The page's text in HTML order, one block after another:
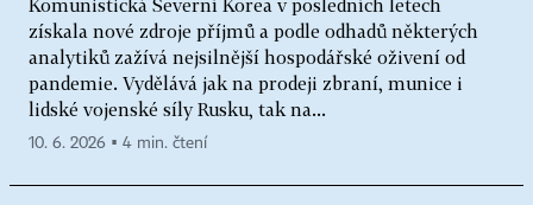
Komunistická Severní Korea v posledních letech
získala nové zdroje příjmů a podle odhadů některých
analytiků zažívá nejsilnější hospodářské oživení od
pandemie. Vydělává jak na prodeji zbraní, munice i
lidské vojenské síly Rusku, tak na...
10. 6. 2026 ▪ 4 min. čtení